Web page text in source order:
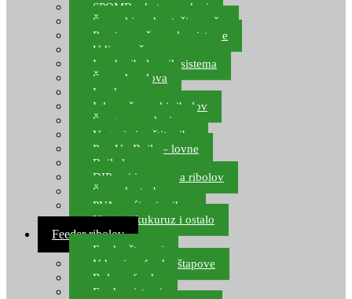
SPOMB rakete, markeri
Šaranski podmetači, mreže
Pernice za šaranske sisteme
Udice za šarana, amura
Izrada ribolovnih sistema
Šaranska olova
Leadcore
Igle za šaranski ribolov
Špage, upredenice
Vaganje i zaštita ribe
Pop Up Boile – lovne
Boile lovne
DIP-ovi i arome za ribolov
Šaranske torbe
PVA vrećice i pribor
Umjetni kukuruz i ostalo
Feeder ribolov
Feeder štapovi
Vrhovi za feeder štapove
Role za feeder
Feeder sistemi